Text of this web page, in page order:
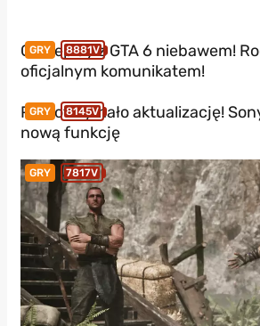
GRY 8881V
Gameplay z GTA 6 niebawem!
oficjalnym komunikatem!
GRY 8145V
PS5 otrzymało aktualizację!
nową funkcję
GRY 7817V